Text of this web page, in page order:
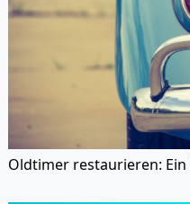
Oldtimer restaurieren: